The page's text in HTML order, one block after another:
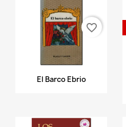
 Vista rápida
El Barco Ebrio
favorite_border